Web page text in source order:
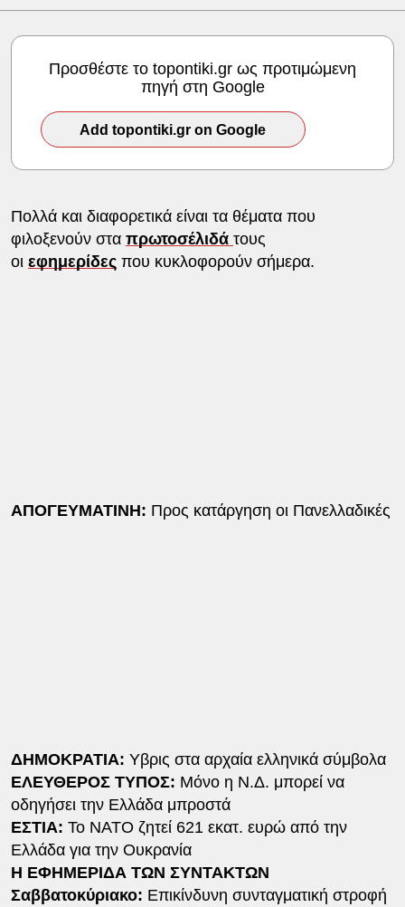
Προσθέστε το topontiki.gr ως προτιμώμενη
πηγή στη Google
Add topontiki.gr on Google
Πολλά και διαφορετικά είναι τα θέματα που
φιλοξενούν στα πρωτοσέλιδά τους
οι εφημερίδεςπου κυκλοφορούν σήμερα.
ΑΠΟΓΕΥΜΑΤΙΝΗ: Προς κατάργηση οι Πανελλαδικές
ΔΗΜΟΚΡΑΤΙΑ: Υβρις στα αρχαία ελληνικά σύμβολα
ΕΛΕΥΘΕΡΟΣ ΤΥΠΟΣ: Μόνο η Ν.Δ. μπορεί να
οδηγήσει την Ελλάδα μπροστά
ΕΣΤΙΑ: Το ΝΑΤΟ ζητεί 621 εκατ. ευρώ από την
Ελλάδα για την Ουκρανία
Η ΕΦΗΜΕΡΙΔΑ ΤΩΝ ΣΥΝΤΑΚΤΩΝ
Σαββατοκύριακο: Επικίνδυνη συνταγματική στροφή